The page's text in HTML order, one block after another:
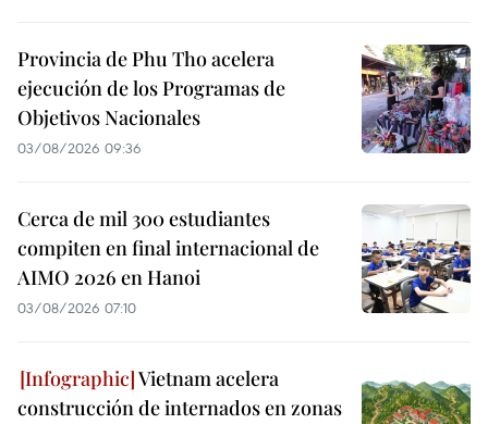
Provincia de Phu Tho acelera
ejecución de los Programas de
Objetivos Nacionales
03/08/2026 09:36
Cerca de mil 300 estudiantes
compiten en final internacional de
AIMO 2026 en Hanoi
03/08/2026 07:10
Vietnam acelera
construcción de internados en zonas